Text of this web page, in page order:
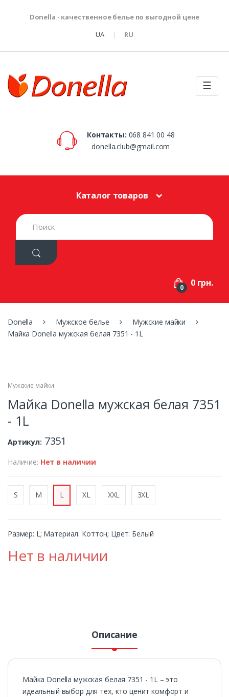
Donella - качественное белье по выгодной цене
UA
RU
☰
Контакты: 068 841 00 48
donella.club@gmail.com
Каталог товаров
S
e
h
:
0 0 грн.
Donella Мужское белье
Мужские майки
Майка Donella мужская белая 7351 - 1L
Мужские майки
Майка Donella мужская белая 7351
- 1L
Артикул: 7351
Наличие: Нет в наличии
S M L XL XXL 3XL
Размер: L; Материал: Коттон; Цвет: Белый
Нет в наличии
Описание
Майка Donella мужская белая 7351 - 1L – это
идеальный выбор для тех, кто ценит комфорт и